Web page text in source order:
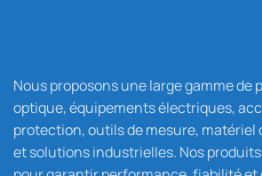
Nous proposons une large gamme de
optique, équipements électriques,
protection, outils de mesure, matériel
et solutions industrielles. Nos